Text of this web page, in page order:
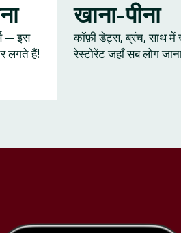
— इस
लगते हैं!
खाना-पीना
कॉफ़ी डेट्स, ब्रंच, साथ में
रेस्टोरेंट जहाँ सब लोग